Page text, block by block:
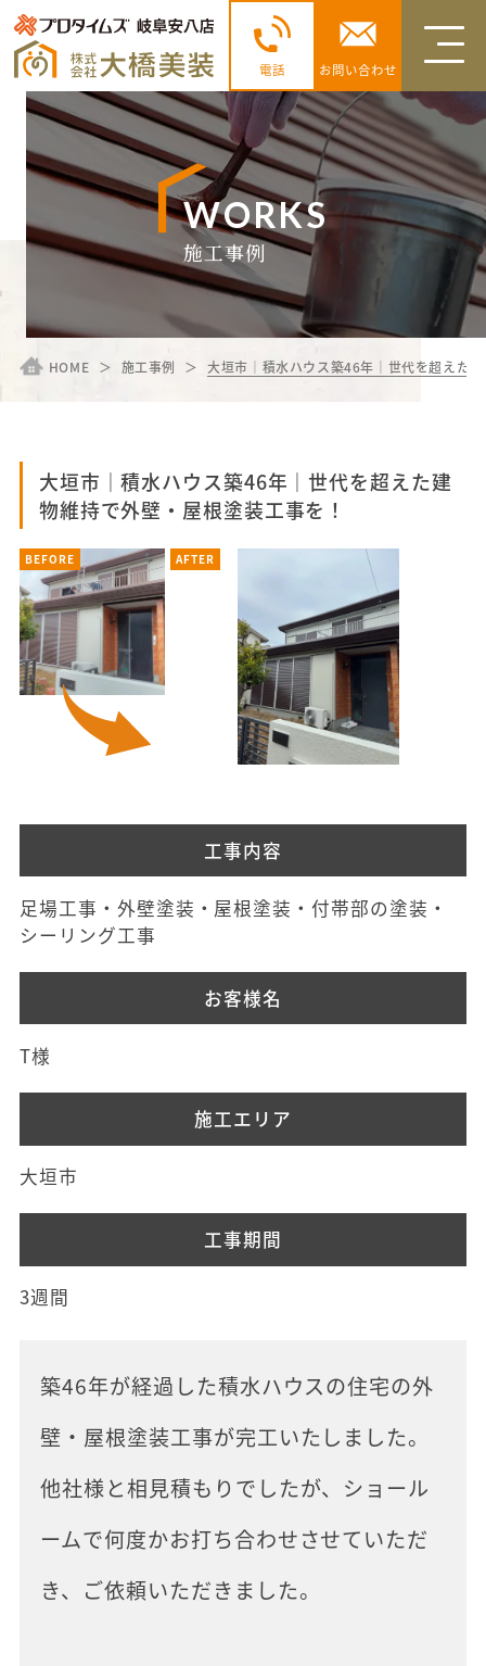
電話 お問い合わせ
WORKS
施工事例
HOME 施工事例 大垣市｜積水ハウス築46年｜世代を超えた
大垣市｜積水ハウス築46年｜世代を超えた建
物維持で外壁・屋根塗装工事を！
BEFORE AFTER
工事内容
足場工事・外壁塗装・屋根塗装・付帯部の塗装・
シーリング工事
お客様名
T様
施工エリア
大垣市
工事期間
3週間
築46年が経過した積水ハウスの住宅の外
壁・屋根塗装工事が完工いたしました。
他社様と相見積もりでしたが、ショール
ームで何度かお打ち合わせさせていただ
き、ご依頼いただきました。